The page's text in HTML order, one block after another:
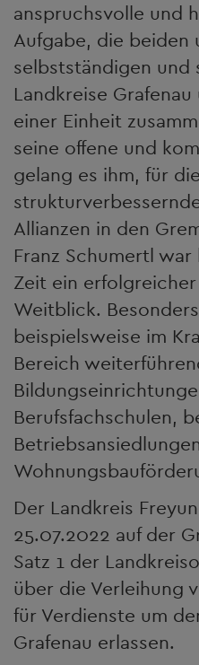
anspruchsvolle und
Aufgabe, die beiden
selbstständigen und
Landkreise
einer Einheit
seine offene und
gelang es ihm, für die
Allianzen in den
Franz Schumertl
Zeit ein
Weitblick.
beispielsweise im
Bereich
Berufsfachschulen,
Der Landkreis
25.07.2022 auf der
Satz 1 der
über die Verleihung
für Verdienste um
Grafenau erlassen.